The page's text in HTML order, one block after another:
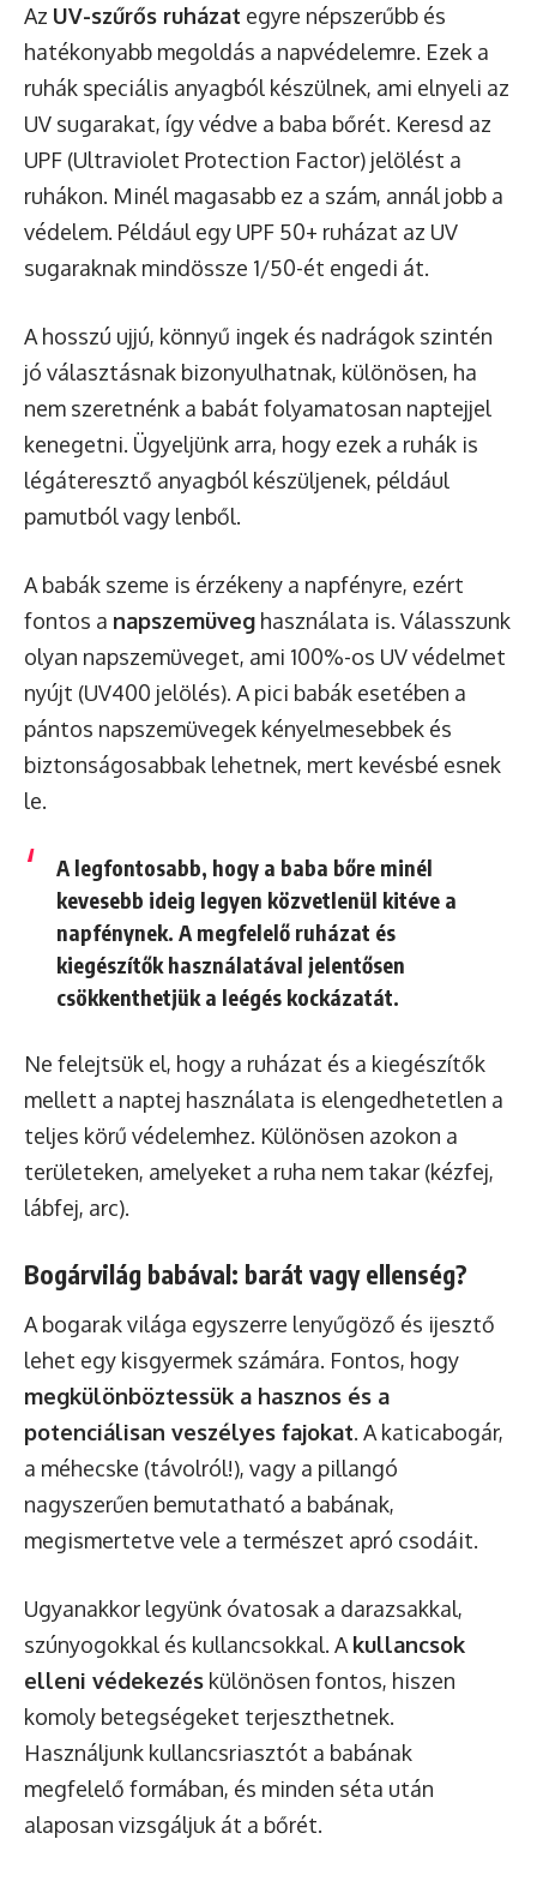
Az UV-szűrős ruházat egyre népszerűbb és
hatékonyabb megoldás a napvédelemre. Ezek a
ruhák speciális anyagból készülnek, ami elnyeli az
UV sugarakat, így védve a baba bőrét. Keresd az
UPF (Ultraviolet Protection Factor) jelölést a
ruhákon. Minél magasabb ez a szám, annál jobb a
védelem. Például egy UPF 50+ ruházat az UV
sugaraknak mindössze 1/50-ét engedi át.
A hosszú ujjú, könnyű ingek és nadrágok szintén
jó választásnak bizonyulhatnak, különösen, ha
nem szeretnénk a babát folyamatosan naptejjel
kenegetni. Ügyeljünk arra, hogy ezek a ruhák is
légáteresztő anyagból készüljenek, például
pamutból vagy lenből.
A babák szeme is érzékeny a napfényre, ezért
fontos a napszemüveg használata is. Válasszunk
olyan napszemüveget, ami 100%-os UV védelmet
nyújt (UV400 jelölés). A pici babák esetében a
pántos napszemüvegek kényelmesebbek és
biztonságosabbak lehetnek, mert kevésbé esnek
le.
A legfontosabb, hogy a baba bőre minél
kevesebb ideig legyen közvetlenül kitéve a
napfénynek. A megfelelő ruházat és
kiegészítők használatával jelentősen
csökkenthetjük a leégés kockázatát.
Ne felejtsük el, hogy a ruházat és a kiegészítők
mellett a naptej használata is elengedhetetlen a
teljes körű védelemhez. Különösen azokon a
területeken, amelyeket a ruha nem takar (kézfej,
lábfej, arc).
Bogárvilág babával: barát vagy ellenség?
A bogarak világa egyszerre lenyűgöző és ijesztő
lehet egy kisgyermek számára. Fontos, hogy
megkülönböztessük a hasznos és a
potenciálisan veszélyes fajokat. A katicabogár,
a méhecske (távolról!), vagy a pillangó
nagyszerűen bemutatható a babának,
megismertetve vele a természet apró csodáit.
Ugyanakkor legyünk óvatosak a darazsakkal,
szúnyogokkal és kullancsokkal. A kullancsok
elleni védekezés különösen fontos, hiszen
komoly betegségeket terjeszthetnek.
Használjunk kullancsriasztót a babának
megfelelő formában, és minden séta után
alaposan vizsgáljuk át a bőrét.